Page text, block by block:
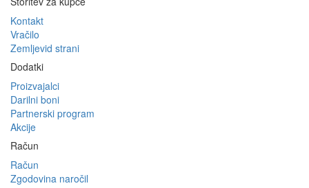
Kontakt
Vračilo
Zemljevid strani
Dodatki
Proizvajalci
Darilni boni
Partnerski program
Akcije
Račun
Račun
Zgodovina naročil